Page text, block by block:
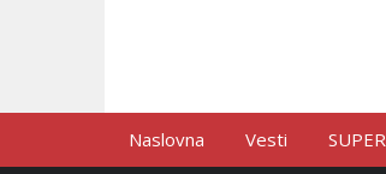
Naslovna Vesti